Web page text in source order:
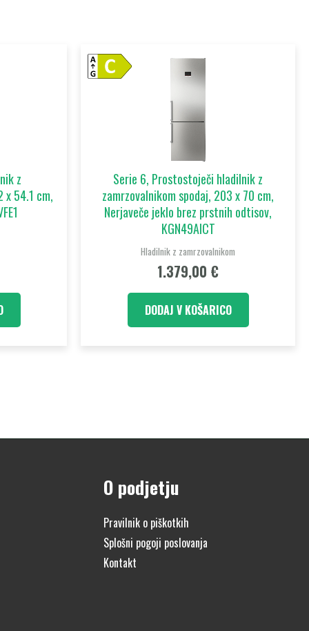
z
x 54.1 cm,
Serie 6, Prostostoječi hladilnik z
zamrzovalnikom spodaj, 203 x 70 cm,
Nerjaveče jeklo brez prstnih odtisov,
KGN49AICT
Hladilnik z zamrzovalnikom
1.379,00 €
DODAJ V KOŠARICO
O podjetju
Pravilnik o piškotkih
Splošni pogoji poslovanja
Kontakt